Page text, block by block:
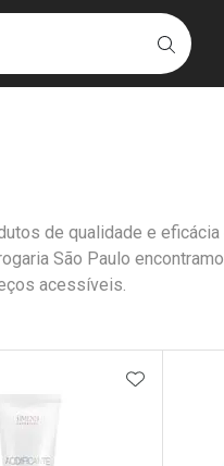
de qualidade e
São Paulo
acessíveis.